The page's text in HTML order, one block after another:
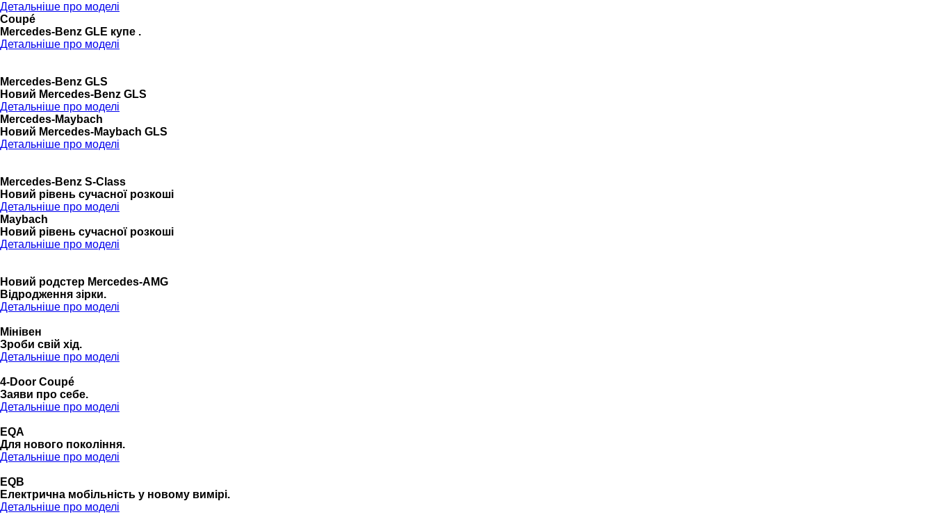
Детальніше про моделі
Coupé
Mercedes-Benz GLE купе .
Детальніше про моделі
Mercedes-Benz GLS
Новий Mercedes-Benz GLS
Детальніше про моделі
Mercedes-Maybach
Новий Mercedes-Maybach GLS
Детальніше про моделі
Mercedes-Benz S-Class
Новий рівень сучасної розкоші
Детальніше про моделі
Maybach
Новий рівень сучасної розкоші
Детальніше про моделі
Новий родстер Mercedes-AMG
Відродження зірки.
Детальніше про моделі
Мінівен
Зроби свій хід.
Детальніше про моделі
4-Door Coupé
Заяви про себе.
Детальніше про моделі
EQA
Для нового покоління.
Детальніше про моделі
EQB
Електрична мобільність у новому вимірі.
Детальніше про моделі